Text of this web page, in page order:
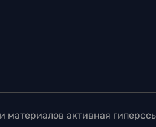
активная